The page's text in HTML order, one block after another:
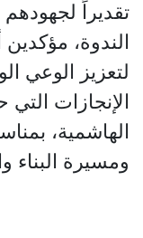
تقديراً
الندوة،
لتعزيز الوعي
الإنجازات
الهاشمية،
ومسيرة البناء